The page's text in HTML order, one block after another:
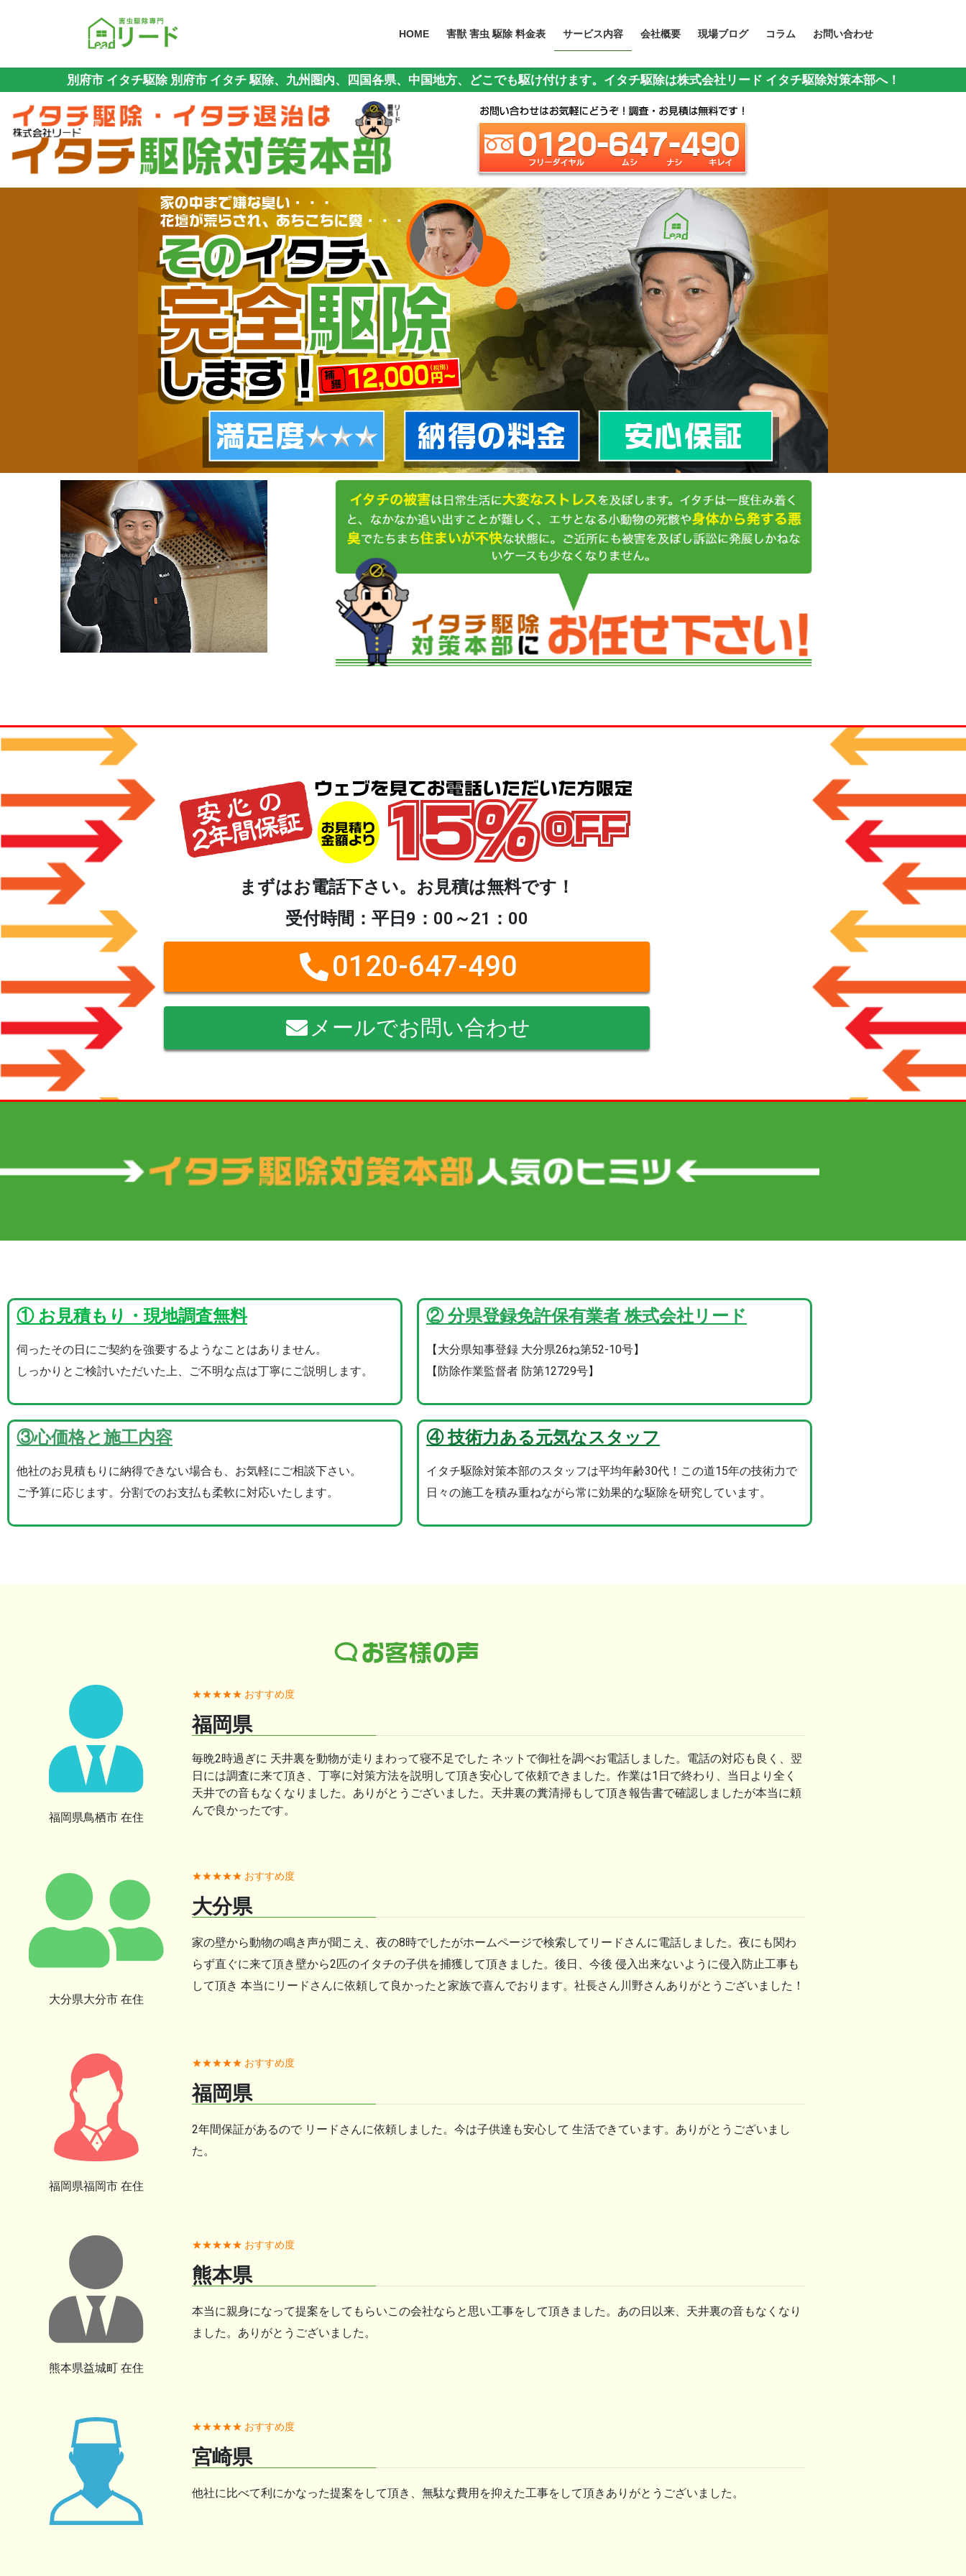
HOME 害獣 害虫 駆除 料金表 サービス内容 会社概要 現場ブログ コラム お問い合わせ
別府市 イタチ駆除 別府市 イタチ 駆除、九州圏内、四国各県、中国地方、どこでも駆け付けます。イタチ駆除は株式会社リード イタチ駆除対策本部へ！
まずはお電話下さい。お見積は無料です！
受付時間：平日9：00～21：00
0120-647-490
メールでお問い合わせ
① お見積もり・現地調査無料
伺ったその日にご契約を強要するようなことはありません。
しっかりとご検討いただいた上、ご不明な点は丁寧にご説明します。
② 分県登録免許保有業者 株式会社リード
【大分県知事登録 大分県26ね第52-10号】
【防除作業監督者 防第12729号】
③心価格と施工内容
他社のお見積もりに納得できない場合も、お気軽にご相談下さい。
ご予算に応じます。分割でのお支払も柔軟に対応いたします。
④ 技術力ある元気なスタッフ
イタチ駆除対策本部のスタッフは平均年齢30代！この道15年の技術力で
日々の施工を積み重ねながら常に効果的な駆除を研究しています。
福岡県鳥栖市 在住
★★★★★ おすすめ度
福岡県
毎晩2時過ぎに 天井裏を動物が走りまわって寝不足でした ネットで御社を調べお電話しました。電話の対応も良く、翌
日には調査に来て頂き、丁寧に対策方法を説明して頂き安心して依頼できました。作業は1日で終わり、当日より全く
天井での音もなくなりました。ありがとうございました。天井裏の糞清掃もして頂き報告書で確認しましたが本当に頼
んで良かったです。
大分県大分市 在住
★★★★★ おすすめ度
大分県
家の壁から動物の鳴き声が聞こえ、夜の8時でしたがホームページで検索してリードさんに電話しました。夜にも関わ
らず直ぐに来て頂き壁から2匹のイタチの子供を捕獲して頂きました。後日、今後 侵入出来ないように侵入防止工事も
して頂き 本当にリードさんに依頼して良かったと家族で喜んでおります。社長さん川野さんありがとうございました！
福岡県福岡市 在住
★★★★★ おすすめ度
福岡県
2年間保証があるので リードさんに依頼しました。今は子供達も安心して 生活できています。ありがとうございまし
た。
熊本県益城町 在住
★★★★★ おすすめ度
熊本県
本当に親身になって提案をしてもらいこの会社ならと思い工事をして頂きました。あの日以来、天井裏の音もなくなり
ました。ありがとうございました。
★★★★★ おすすめ度
宮崎県
他社に比べて利にかなった提案をして頂き、無駄な費用を抑えた工事をして頂きありがとうございました。